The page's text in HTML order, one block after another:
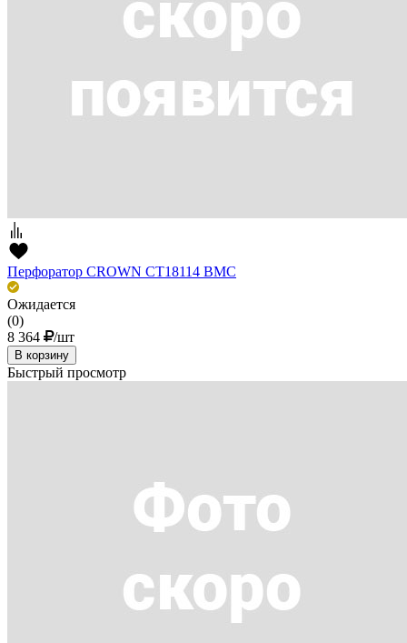
Перфоратор CROWN CT18114 BMC
Ожидается
(0)
8 364
/шт
В корзину
Быстрый просмотр